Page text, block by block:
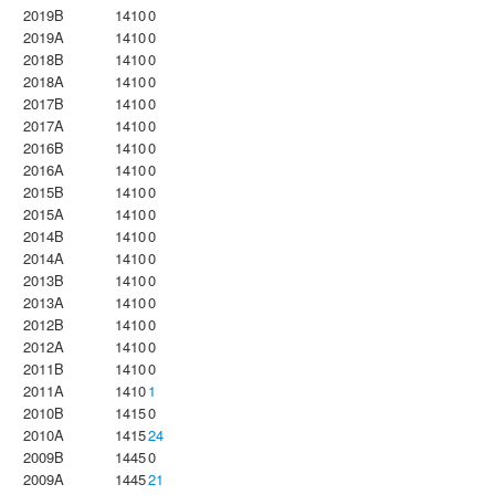
2019B
14100
2019A
14100
2018B
14100
2018A
14100
2017B
14100
2017A
14100
2016B
14100
2016A
14100
2015B
14100
2015A
14100
2014B
14100
2014A
14100
2013B
14100
2013A
14100
2012B
14100
2012A
14100
2011B
14100
2011A
14101
2010B
14150
2010A
141524
2009B
14450
2009A
144521